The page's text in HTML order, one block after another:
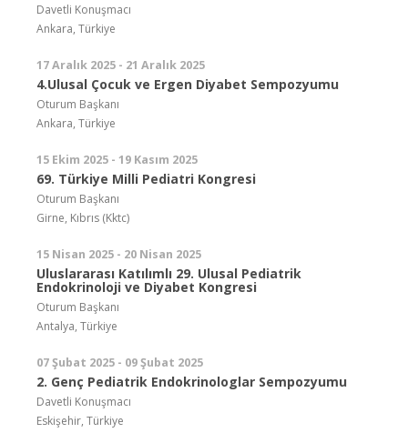
Davetli Konuşmacı
Ankara, Türkiye
17 Aralık 2025 - 21 Aralık 2025
4.Ulusal Çocuk ve Ergen Diyabet Sempozyumu
Oturum Başkanı
Ankara, Türkiye
15 Ekim 2025 - 19 Kasım 2025
69. Türkiye Milli Pediatri Kongresi
Oturum Başkanı
Girne, Kıbrıs (Kktc)
15 Nisan 2025 - 20 Nisan 2025
Uluslararası Katılımlı 29. Ulusal Pediatrik
Endokrinoloji ve Diyabet Kongresi
Oturum Başkanı
Antalya, Türkiye
07 Şubat 2025 - 09 Şubat 2025
2. Genç Pediatrik Endokrinologlar Sempozyumu
Davetli Konuşmacı
Eskişehir, Türkiye